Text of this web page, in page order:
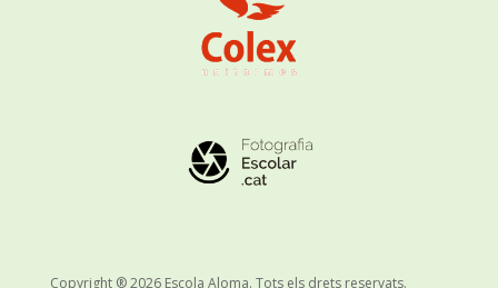
Copyright ® 2026 Escola Aloma. Tots els drets reservats.